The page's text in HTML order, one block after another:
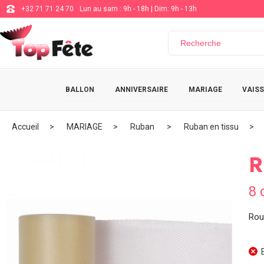
+32 71 71 24 70 Lun au sam : 9h - 18h | Dim: 9h - 13h
BALLON ANNIVERSAIRE MARIAGE
Accueil MARIAGE Ruban Ruban en tissu
8